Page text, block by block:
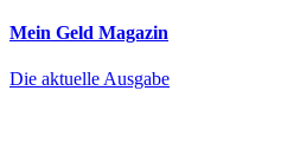
Mein Geld Magazin
Die aktuelle Ausgabe